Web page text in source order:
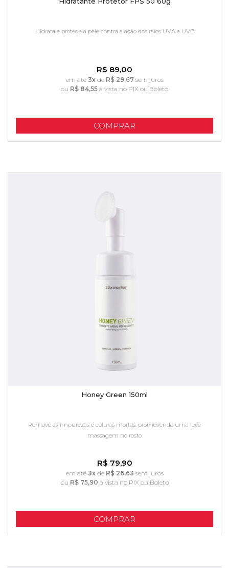
Hidrata e protege a pele contra a ação dos raios UVA e UVB
R$ 89,00
em até 3xde R$ 29,67sem juros
ou R$ 84,55 à vista no PIX ou Boleto
COMPRAR
Honey Green 150ml
Remove as impurezas e células mortas, promovendo uma leve
massagem no rosto
R$ 79,90
em até 3xde R$ 26,63 sem juros
ou R$ 75,90 à vista no PIX ou Boleto
COMPRAR